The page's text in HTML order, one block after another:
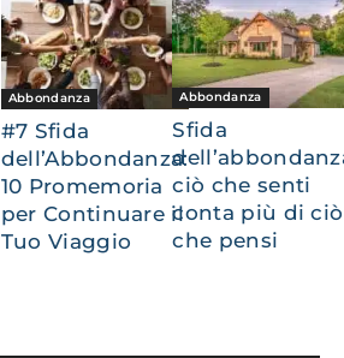
Abbondanza
#7 Sfida
dell’Abbondanza:
10 Promemoria
per Continuare il
Tuo Viaggio
Abbondanza
Sfida
ciò che senti
conta più di ciò
che pensi